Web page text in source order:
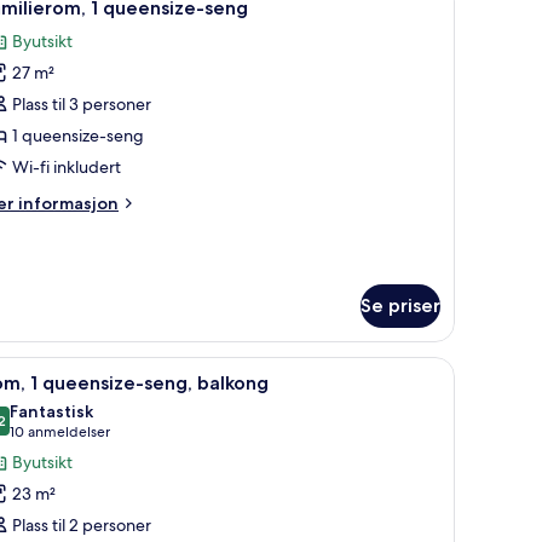
1 queensize-seng
Byutsikt
27 m²
Plass til 3 personer
1 queensize-seng
Wi-fi inkludert
informasjon
Se priser
og blendingsgardiner Rom, 1 queensize-seng, balkong |
5 1 queensize-seng, balkong
av 10
Fantastisk
10 anmeldelser
(10
anmeldelser)
Byutsikt
23 m²
Plass til 2 personer